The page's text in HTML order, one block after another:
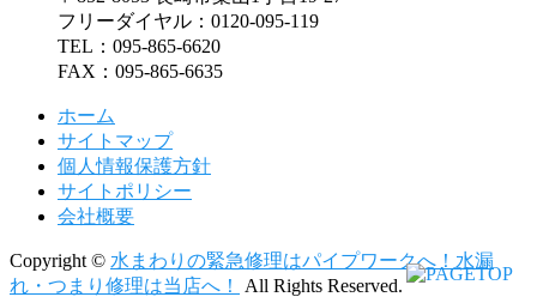
フリーダイヤル：0120-095-119
TEL：095-865-6620
FAX：095-865-6635
ホーム
サイトマップ
個人情報保護方針
サイトポリシー
会社概要
Copyright © 水まわりの緊急修理はパイプワークへ！水漏
れ・つまり修理は当店へ！
All Rights Reserved.